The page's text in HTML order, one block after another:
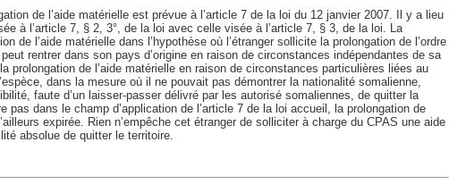
de l’aide matérielle est prévue à l’article 7 de la loi du 12 janvier 2007. Il y a lieu
à l’article 7, § 2, 3°, de la loi avec celle visée à l’article 7, § 3, de la loi. La
de l’aide matérielle dans l’hypothèse où l’étranger sollicite la prolongation de l’ordre
rentrer dans son pays d’origine en raison de circonstances indépendantes de sa
prolongation de l’aide matérielle en raison de circonstances particulières liées au
dans la mesure où il ne pouvait pas démontrer la nationalité somalienne,
faute d’un laisser-passer délivré par les autorisé somaliennes, de quitter la
pas dans le champ d’application de l’article 7 de la loi accueil, la prolongation de
expirée. Rien n’empêche cet étranger de solliciter à charge du CPAS une aide
absolue de quitter le territoire.